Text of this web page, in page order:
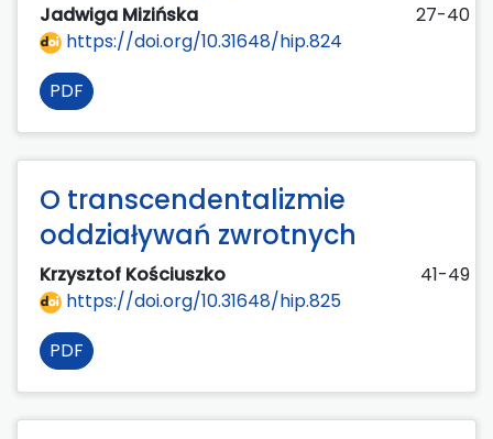
Jadwiga Mizińska
27-40
https://doi.org/10.31648/hip.824
PDF
O transcendentalizmie
oddziaływań zwrotnych
Krzysztof Kościuszko
41-49
https://doi.org/10.31648/hip.825
PDF